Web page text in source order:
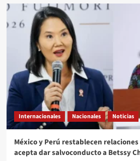
Internacionales Nacionales Noticias
México y Perú restablecen
acepta dar salvoconducto a Betssy